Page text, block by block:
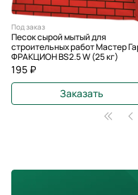
Под заказ
Песок сырой мытый для
строительных работ Мастер
ФРАКЦИОН BS2.5 W (25 кг)
195 ₽
Заказать